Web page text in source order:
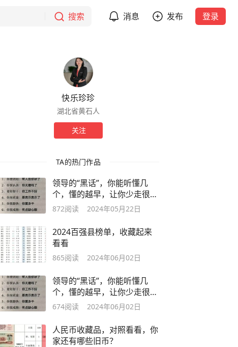
搜索 消息 发布 登录
快乐珍珍
湖北省黄石人
关注
TA的热门作品
领导的“黑话”，你能听懂几
个，懂的越早，让你少走很多
弯路。
872阅读 2024年05月22日
2024百强县榜单，收藏起来
看看
865阅读 2024年06月02日
领导的“黑话”，你能听懂几
个，懂的越早，让你少走很多
弯路。
674阅读 2024年06月02日
人民币收藏品，对照看看，你
家还有哪些旧币？